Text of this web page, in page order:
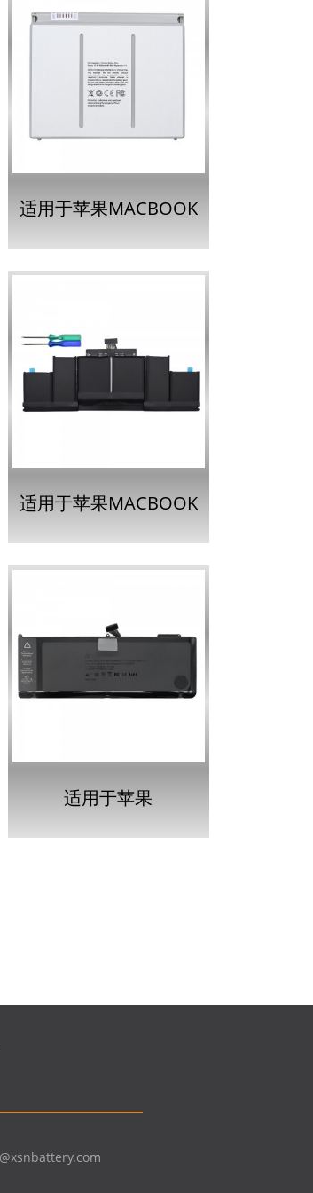
适用于苹果MACBOOK
PRO 15英寸A11...的
A1175电池
适用于苹果MACBOOK
PRO RETINA 15英寸I
的A1494电池...
适用于苹果
A1321 电池...